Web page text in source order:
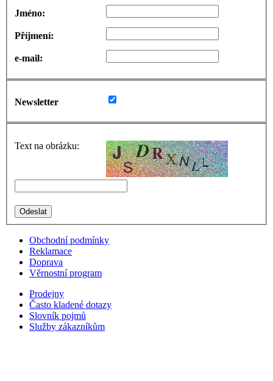
Jméno:
Příjmení:
e-mail:
Newsletter
Text na obrázku:
Obchodní podmínky
Reklamace
Doprava
Věrnostní program
Prodejny
Často kladené dotazy
Slovník pojmů
Služby zákazníkům